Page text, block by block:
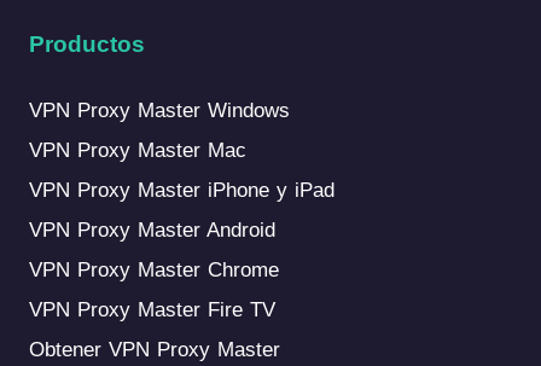
Productos
VPN Proxy Master Windows
VPN Proxy Master Mac
VPN Proxy Master iPhone y iPad
VPN Proxy Master Android
VPN Proxy Master Chrome
VPN Proxy Master Fire TV
Obtener VPN Proxy Master